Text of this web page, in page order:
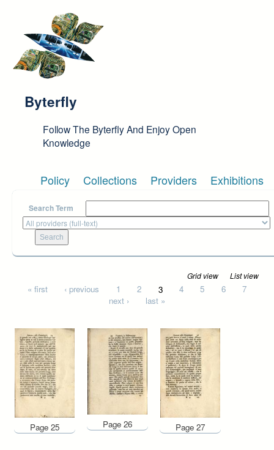
Byterfly
Follow The Byterfly And Enjoy Open
Knowledge
Policy Collections Providers Exhibitions
Search Term
Grid view List view
Pages« first ‹ previous 1 2 3 4 5 6
7
next ›
last »
Page 25 Page 26 Page 27